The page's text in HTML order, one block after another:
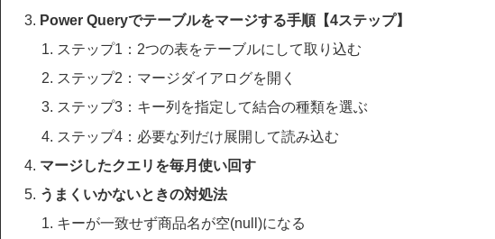
Power Queryでテーブルをマージする手順【4ステップ】
ステップ1：2つの表をテーブルにして取り込む
ステップ2：マージダイアログを開く
ステップ3：キー列を指定して結合の種類を選ぶ
ステップ4：必要な列だけ展開して読み込む
マージしたクエリを毎月使い回す
うまくいかないときの対処法
キーが一致せず商品名が空(null)になる